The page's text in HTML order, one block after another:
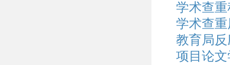
学术查
学术查
教育局
项目论